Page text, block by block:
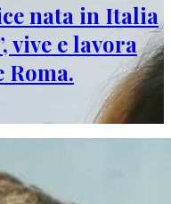
nata in Italia
vive e lavora
Roma.